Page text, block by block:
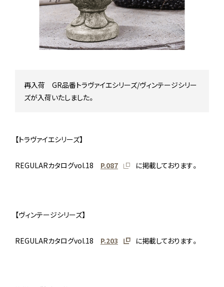
Instagram
再入荷 GR品番トラヴァイエシリーズ/ヴィンテージシリー
ズが入荷いたしました。
【トラヴァイエシリーズ】
REGULARカタログvol.18 P.087 に掲載しております。
【ヴィンテージシリーズ】
REGULARカタログvol.18 P.203 に掲載しております。